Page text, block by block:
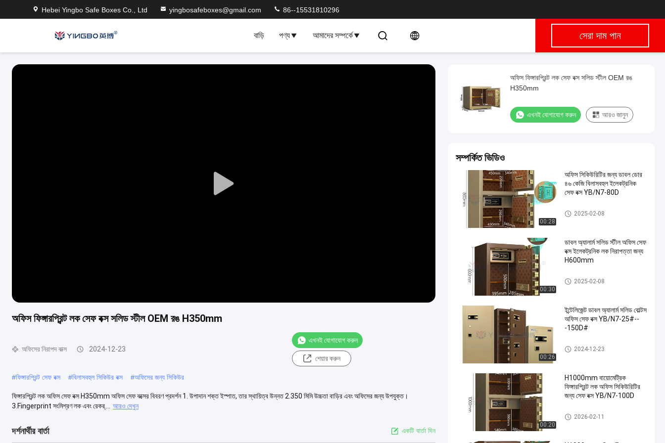
Hebei Yingbo Safe Boxes Co., Ltd yingbosafeboxes@gmail.com 86--15531810296
বাড়ি পণ্য আমাদের সম্পর্কে সেরা দাম পান
Play
অফিস ফিঙ্গারপ্রিন্ট লক সেফ বক্স সলিড স্টীল OEM রঙ H350mm
অফিসের নিরাপদ বাক্স 2024-12-23
এখনই যোগাযোগ করুন
শেয়ার করুন
#ফিঙ্গারপ্রিন্ট সেফ বক্স #বিলাসবহুল সিকিউর বক্স #অফিসের জন্য সিকিউর
ফিঙ্গারপ্রিন্ট লক অফিস সেফ বক্স H350mm অফিস সেফ বক্সের বিবরণ প্রদর্শন 1. উপাদান শক্ত ইস্পাত, তার স্থায়িত্ব উন্নত 2.350 মিমি উচ্চতা বাড়ির এবং অফিসের জন্য উপযুক্ত।
3.Fingerprint সংমিশ্রণ লক এবং রেকর্....
আরও দেখুন
দর্শনার্থীর বার্তা একটি বার্তা দিন
অফিস ফিঙ্গারপ্রিন্ট লক সেফ বক্স সলিড স্টীল OEM রঙ
H350mm
এখনই যোগাযোগ করুন আরও জানুন
সম্পর্কিত ভিডিও
00:28
অফিস সিকিউরিটির জন্য ডাবল ডোর
৪৬ কেজি বিলাসবহুল ইলেকট্রনিক
সেফ বক্স YB/N7-80D
অফিসের নিরাপদ বাক্স
2025-02-08
00:30
ডাবল অ্যালার্ম সলিড স্টীল অফিস সেফ
বক্স ইলেকট্রনিক লক নিরাপত্তা জন্য
H600mm
অফিসের নিরাপদ বাক্স
2025-02-08
00:26
ইন্টেলিজেন্ট ডাবল অ্যালার্ম সলিড বোল্টস
অফিস সেফ বক্স YB/N7-25#--
-150D#
অফিসের নিরাপদ বাক্স
2024-12-23
00:20
H1000mm বায়োমেট্রিক
ফিঙ্গারপ্রিন্ট লক অফিস সিকিউরিটির
জন্য সেফ বক্স YB/N7-100D
অফিসের নিরাপদ বাক্স
2026-02-11